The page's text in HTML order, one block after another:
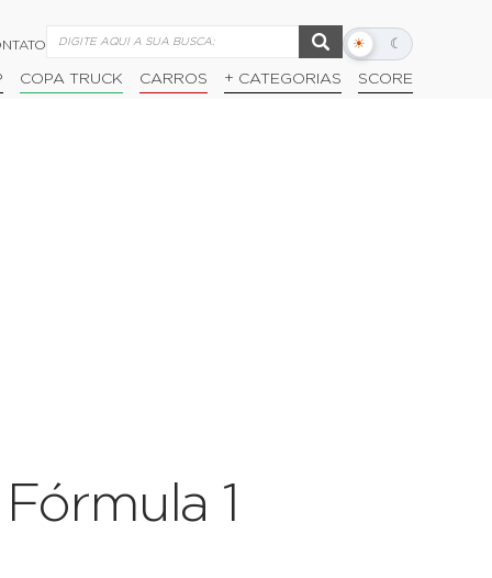
☀ ☾
Alternar
escuro
COPA TRUCK CARROS + CATEGORIAS SCORE
1